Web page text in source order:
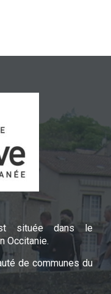
située dans le
Occitanie.
de communes du